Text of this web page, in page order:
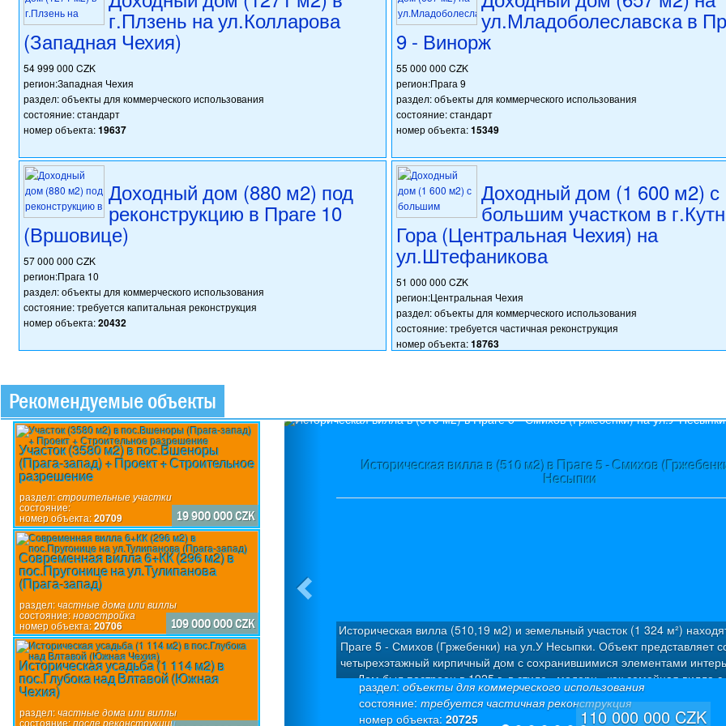
г.Плзень на ул.Колларова
(Западная Чехия)
54 999 000 CZK
регион:Западная Чехия
раздел: объекты для коммерческого использования
состояние: стандарт
номер объекта:19637
ул.Младоболеславска в
9 - Винорж
55 000 000 CZK
регион:Прага 9
раздел: объекты для коммерческого использования
состояние: стандарт
номер объекта:15349
Доходный дом (880 м2) под
реконструкцию в Праге 10
(Вршовице)
57 000 000 CZK
регион:Прага 10
раздел: объекты для коммерческого использования
состояние: требуется капитальная реконструкция
номер объекта:20432
Доходный дом (1 600 м2) с
большим участком в
Гора (Центральная Чехия) на
ул.Штефаникова
51 000 000 CZK
регион:Центральная Чехия
раздел: объекты для коммерческого использования
состояние: требуется частичная реконструкция
номер объекта:18763
Рекомендуемые объекты
Участок (3580 м2) в пос.Вшеноры
(Прага-запад) + Проект + Строительное
разрешение
раздел:строительные участки
состояние:
номер объекта:20709 19 900 000 CZK
Современная вилла 6+КК (296 м2) в
пос.Пругонице на ул.Тулипанова
(Прага-запад)
раздел:частные дома или виллы
состояние:новостройка
номер объекта:20706 109 000 000 CZK
Историческая усадьба (1 114 м2) в
пос.Глубока над Влтавой (Южная
Чехия)
раздел:частные дома или виллы
состояние:после реконструкции
Историческая вилла в (510 м2) в Праге 5 - Смихов
Несыпки
раздел:объекты для коммерческого использования
состояние:требуется частичная реконструкция
номер объекта:20725
Историческая вилла (510,19 м2) и земельный участок (1 324 м²)
Праге 5 - Смихов (Гржебенки) на ул.У Несыпки. Объект представляет
четырехэтажный кирпичный дом с сохранившимися элементами
Дом был построен в 1925 г. в стиле «модерн» как семейная вилла с
квартирами. Была проведена капитальная дорогостоящая
Полезная площадь: 510,19 м² (из которых 50 м² – полуподвал + 50 м²
110 000 000 CZK
Previous